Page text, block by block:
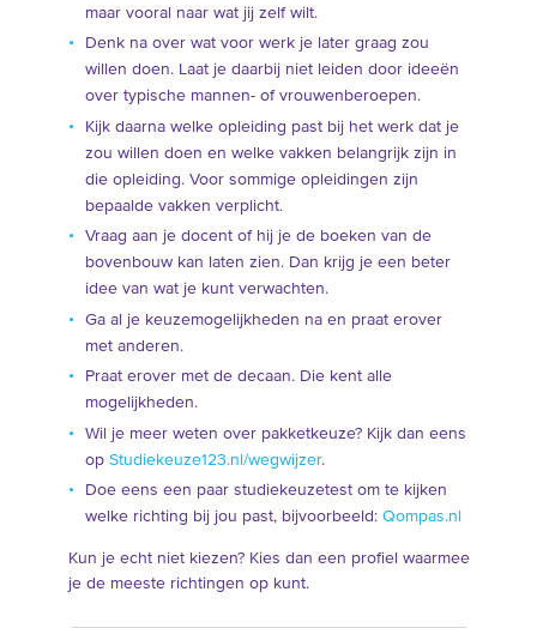
maar vooral naar wat jij zelf wilt.
Denk na over wat voor werk je later graag zou
willen doen. Laat je daarbij niet leiden door ideeën
over typische mannen- of vrouwenberoepen.
Kijk daarna welke opleiding past bij het werk dat je
zou willen doen en welke vakken belangrijk zijn in
die opleiding. Voor sommige opleidingen zijn
bepaalde vakken verplicht.
Vraag aan je docent of hij je de boeken van de
bovenbouw kan laten zien. Dan krijg je een beter
idee van wat je kunt verwachten.
Ga al je keuzemogelijkheden na en praat erover
met anderen.
Praat erover met de decaan. Die kent alle
mogelijkheden.
Wil je meer weten over pakketkeuze? Kijk dan eens
op Studiekeuze123.nl/wegwijzer.
Doe eens een paar studiekeuzetest om te kijken
welke richting bij jou past, bijvoorbeeld: Qompas.nl
Kun je echt niet kiezen? Kies dan een profiel waarmee
je de meeste richtingen op kunt.